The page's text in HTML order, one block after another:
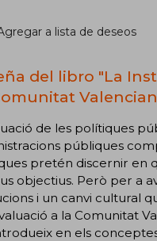
a lista de deseos
del libro "La
de les polítiques
públiques
pretén discernir en
objectius. Però per a
i un canvi cultural
a la Comunitat
en els